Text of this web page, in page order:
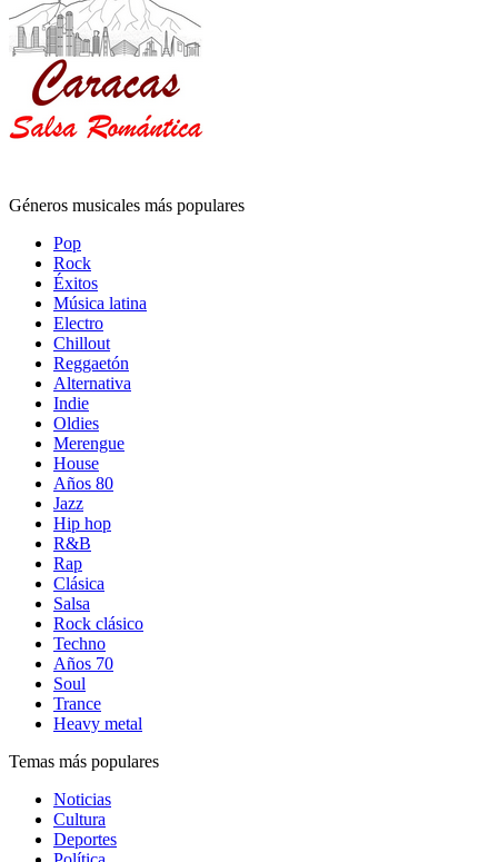
Géneros musicales más populares
Pop
Rock
Éxitos
Música latina
Electro
Chillout
Reggaetón
Alternativa
Indie
Oldies
Merengue
House
Años 80
Jazz
Hip hop
R&B
Rap
Clásica
Salsa
Rock clásico
Techno
Años 70
Soul
Trance
Heavy metal
Temas más populares
Noticias
Cultura
Deportes